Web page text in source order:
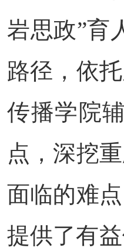
岩思政”育
路径，依
传播学院
点，深挖
面临的难
提供了有